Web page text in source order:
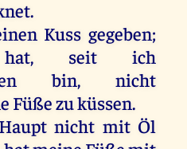
.
Kussgegeben;
hat, seit
ich
bin,nicht
Füßezuküssen.
Haupt nicht mit Öl